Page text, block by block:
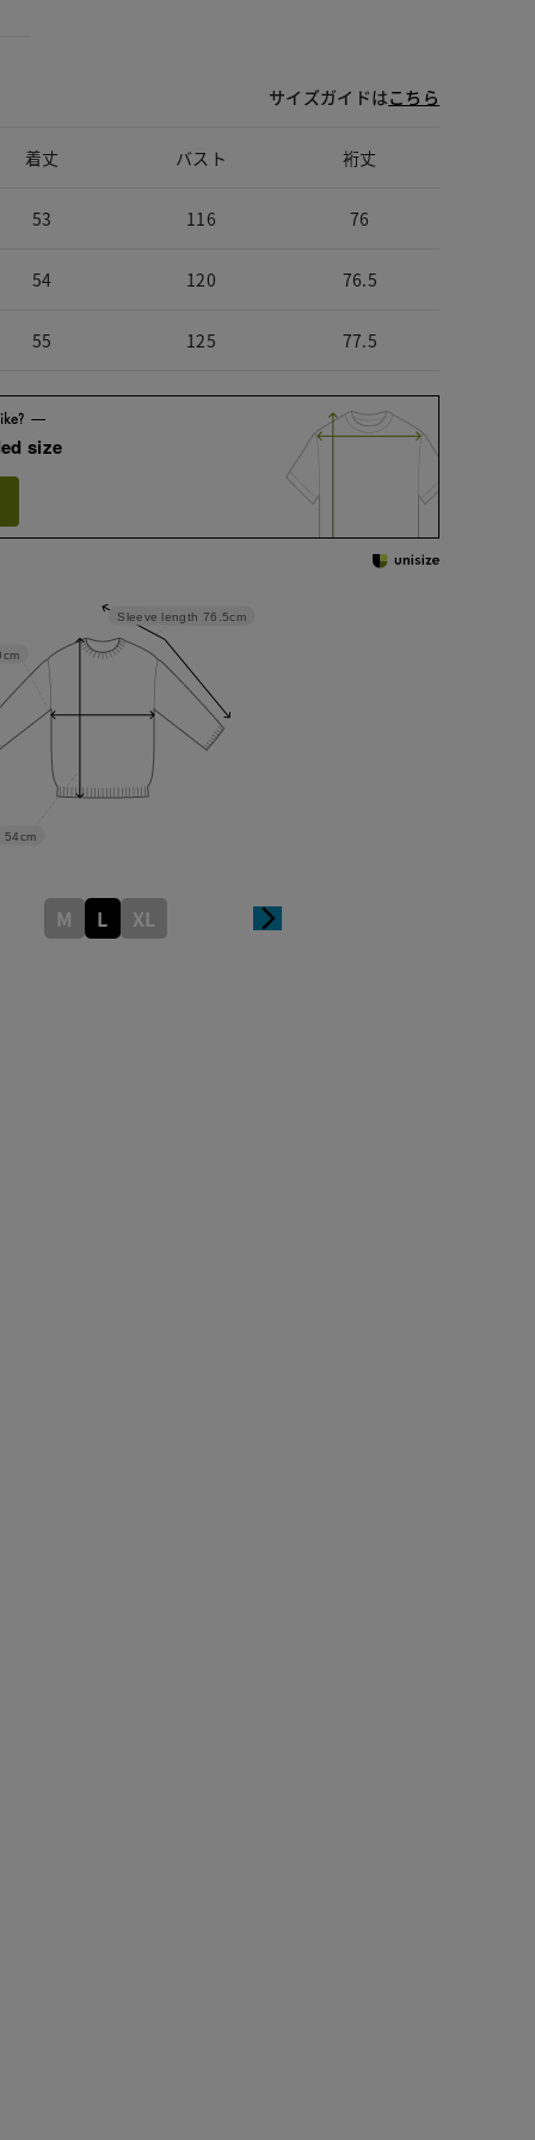
サイズガイドはこちら
着丈 バスト 裄丈
53 116 76
54 120 76.5
55 125 77.5
size
Sleeve length 76.5cm
54cm
M L XL